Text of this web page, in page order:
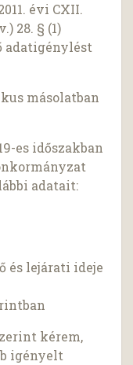
évi CXII.
28. § (1)
adatigénylést
másolatban
es időszakban
adatait:
és lejárati ideje
kérem,
igényelt